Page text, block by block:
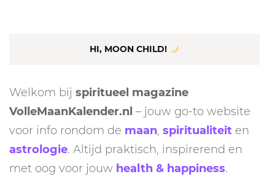
HI, MOON CHILD!
Welkom bij spiritueel magazine
VolleMaanKalender.nl – jouw go-to website
voor info rondom de maan, spiritualiteit en
astrologie. Altijd praktisch, inspirerend en
met oog voor jouw health & happiness.